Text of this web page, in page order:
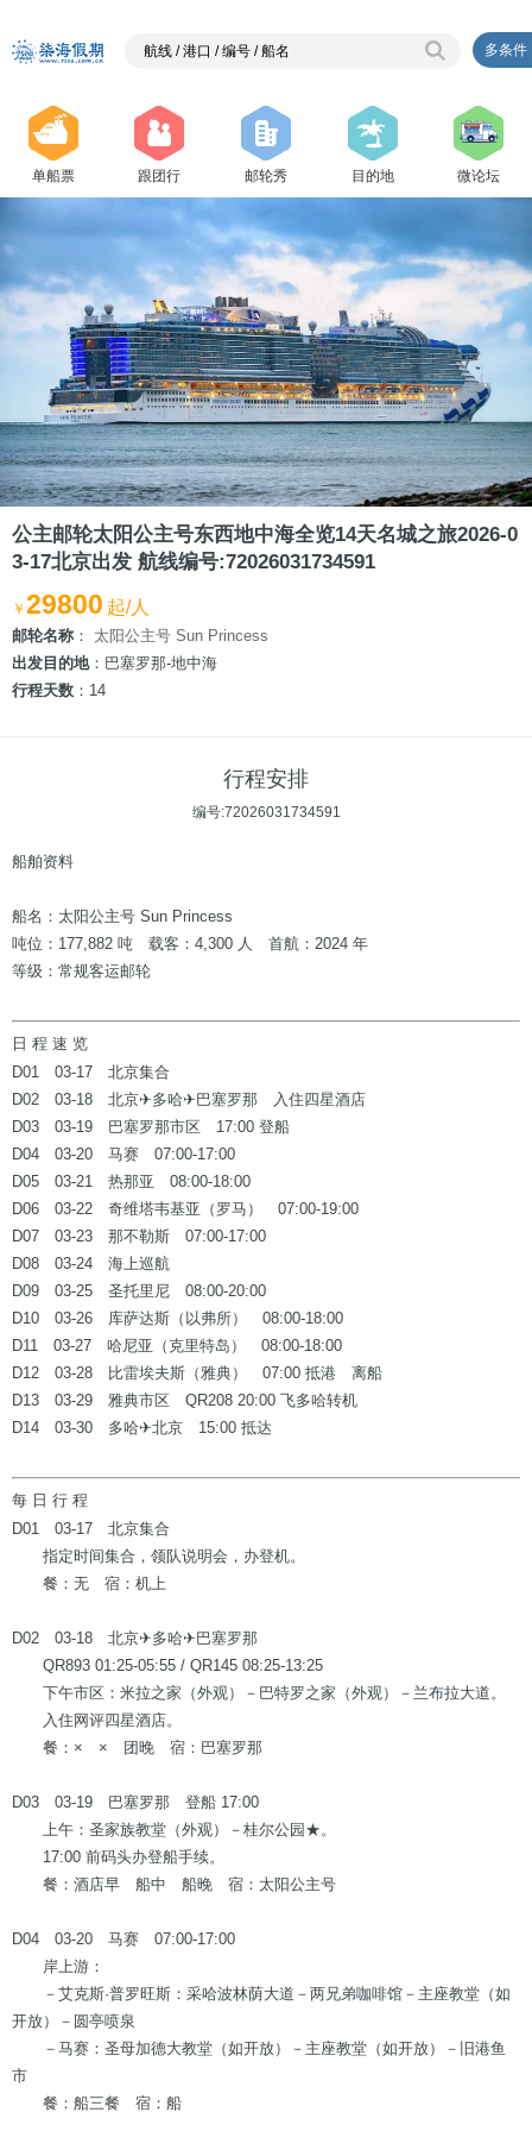
多条件
单船票 跟团行 邮轮秀 目的地 微论坛
公主邮轮太阳公主号东西地中海全览14天名城之旅2026-0
3-17北京出发 航线编号:72026031734591
￥ 29800 起/人
邮轮名称 ： 太阳公主号 Sun Princess
出发目的地：巴塞罗那-地中海
行程天数 ：14
行程安排
编号:72026031734591
船舶资料
船名：太阳公主号 Sun Princess
吨位：177,882 吨 载客：4,300 人 首航：2024 年
等级：常规客运邮轮
日 程 速 览
D01 03-17 北京集合
D02 03-18 北京✈多哈✈巴塞罗那 入住四星酒店
D03 03-19 巴塞罗那市区 17:00 登船
D04 03-20 马赛 07:00-17:00
D05 03-21 热那亚 08:00-18:00
D06 03-22 奇维塔韦基亚（罗马） 07:00-19:00
D07 03-23 那不勒斯 07:00-17:00
D08 03-24 海上巡航
D09 03-25 圣托里尼 08:00-20:00
D10 03-26 库萨达斯（以弗所） 08:00-18:00
D11 03-27 哈尼亚（克里特岛） 08:00-18:00
D12 03-28 比雷埃夫斯（雅典） 07:00 抵港 离船
D13 03-29 雅典市区 QR208 20:00 飞多哈转机
D14 03-30 多哈✈北京 15:00 抵达
每 日 行 程
D01 03-17 北京集合
指定时间集合，领队说明会，办登机。
餐：无 宿：机上
D02 03-18 北京✈多哈✈巴塞罗那
QR893 01:25-05:55 / QR145 08:25-13:25
下午市区：米拉之家（外观）－巴特罗之家（外观）－兰布拉大道。
入住网评四星酒店。
餐：× × 团晚 宿：巴塞罗那
D03 03-19 巴塞罗那 登船 17:00
上午：圣家族教堂（外观）－桂尔公园★。
17:00 前码头办登船手续。
餐：酒店早 船中 船晚 宿：太阳公主号
D04 03-20 马赛 07:00-17:00
岸上游：
－艾克斯·普罗旺斯：采哈波林荫大道－两兄弟咖啡馆－主座教堂（如
开放）－圆亭喷泉
－马赛：圣母加德大教堂（如开放）－主座教堂（如开放）－旧港鱼
市
餐：船三餐 宿：船